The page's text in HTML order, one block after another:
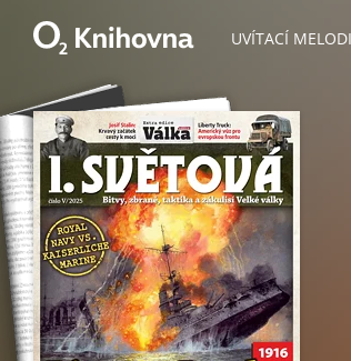
UVÍTACÍ